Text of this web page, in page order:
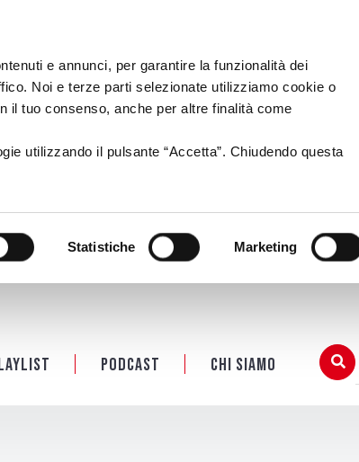
e annunci, per garantire la funzionalità dei
Noi e terze parti selezionate utilizziamo cookie o
il tuo consenso, anche per altre finalità come
utilizzando il pulsante “Accetta”. Chiudendo questa
Statistiche Marketing
PODCAST Chi siamo